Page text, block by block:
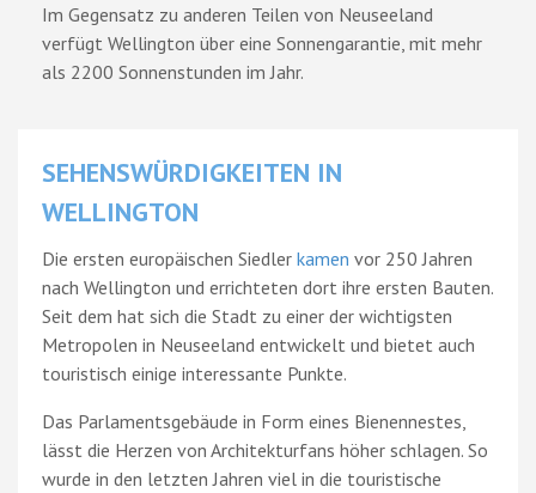
Im Gegensatz zu anderen Teilen von Neuseeland
verfügt Wellington über eine Sonnengarantie, mit mehr
als 2200 Sonnenstunden im Jahr.
SEHENSWÜRDIGKEITEN IN
WELLINGTON
Die ersten europäischen Siedler kamen vor 250 Jahren
nach Wellington und errichteten dort ihre ersten Bauten.
Seit dem hat sich die Stadt zu einer der wichtigsten
Metropolen in Neuseeland entwickelt und bietet auch
touristisch einige interessante Punkte.
Das Parlamentsgebäude in Form eines Bienennestes,
lässt die Herzen von Architekturfans höher schlagen. So
wurde in den letzten Jahren viel in die touristische